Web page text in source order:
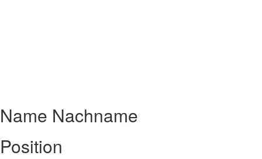
Name Nachname
Position